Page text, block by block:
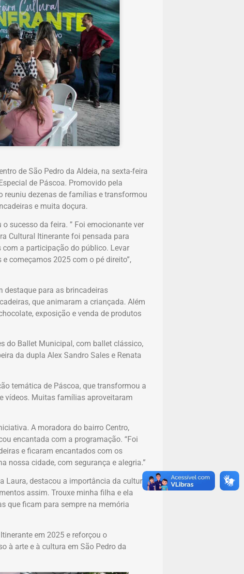
de São Pedro da Aldeia, na sexta-feira
de Páscoa. Promovido pela
reuniu dezenas de famílias e transformou
e muita doçura.
sucesso da feira. ” Foi emocionante ver
Cultural Itinerante foi pensada para
a participação do público. Levar
começamos 2025 com o pé direito”,
destaque para as brincadeiras
que animaram a criançada. Além
exposição e venda de produtos
do Ballet Municipal, com ballet clássico,
da dupla Alex Sandro Sales e Renata
temática de Páscoa, que transformou a
vídeos. Muitas famílias aproveitaram
A moradora do bairro Centro,
encantada com a programação. “Foi
e ficaram encantados com os
nossa cidade, com segurança e alegria.”
Laura, destacou a importância da cultura
assim. Trouxe minha filha e ela
que ficam para sempre na memória
em 2025 e reforçou o
à arte e à cultura em São Pedro da